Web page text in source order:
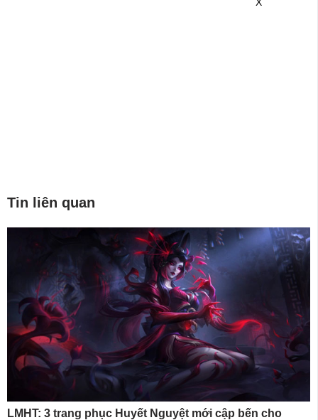
X
Tin liên quan
LMHT: 3 trang phục Huyết Nguyệt mới cập bến cho